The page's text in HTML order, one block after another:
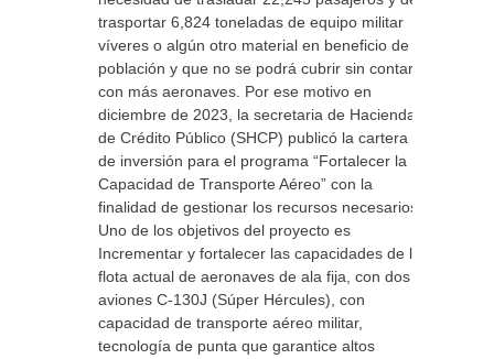
trasportar 6,824 toneladas de equipo militar
víveres o algún otro material en beneficio de la
población y que no se podrá cubrir sin contar
con más aeronaves. Por ese motivo en
diciembre de 2023, la secretaria de Hacienda
de Crédito Público (SHCP) publicó la cartera
de inversión para el programa “Fortalecer la
Capacidad de Transporte Aéreo” con la
finalidad de gestionar los recursos necesarios.
Uno de los objetivos del proyecto es
Incrementar y fortalecer las capacidades de la
flota actual de aeronaves de ala fija, con dos
aviones C-130J (Súper Hércules), con
capacidad de transporte aéreo militar,
tecnología de punta que garantice altos